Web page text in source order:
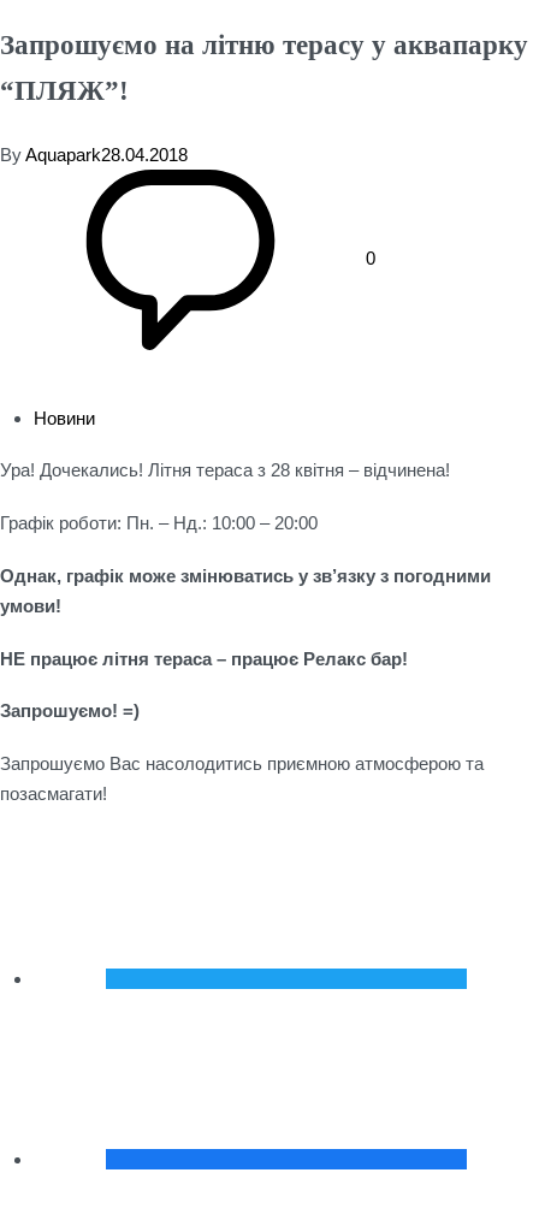
Запрошуємо на літню терасу у аквапарку
“ПЛЯЖ”!
ByAquapark28.04.2018
0
Новини
Ура! Дочекались! Літня тераса з 28 квітня – відчинена!
Графік роботи: Пн. – Нд.: 10:00 – 20:00
Однак, графік може змінюватись у зв’язку з погодними
умови!
НЕ працює літня тераса– працює Релакс бар!
Запрошуємо! =)
Запрошуємо Вас насолодитись приємною атмосферою та
позасмагати!